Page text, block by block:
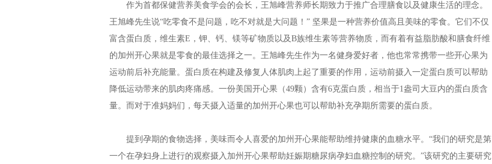
作为首都保健营养美食学会的会长，王旭峰营养师长期致力于推广合理膳食以及健康生活的理念。
王旭峰先生说“吃零食不是问题，吃不对就是大问题！” 坚果是一种营养价值高且美味的零食。它们不仅
富含蛋白质，维生素E，钾、钙、镁等矿物质以及B族维生素等营养物质，而有着有益脂肪酸和膳食纤维
的加州开心果就是零食的最佳选择之一。王旭峰先生作为一名健身爱好者，他也常常携带一些开心果为
运动前后补充能量。蛋白质在构建及修复人体肌肉上起了重要的作用，运动前摄入一定蛋白质可以帮助
降低运动带来的肌肉疼痛感。一份美国开心果（49颗）含有6克蛋白质，相当于1盎司大豆内的蛋白质含
量。而对于准妈妈们，每天摄入适量的加州开心果也可以帮助补充孕期所需要的蛋白质。
提到孕期的食物选择，美味而令人喜爱的加州开心果能帮助维持健康的血糖水平。“我们的研究是第
一个在孕妇身上进行的观察摄入加州开心果帮助妊娠期糖尿病孕妇血糖控制的研究。”该研究的主要研究